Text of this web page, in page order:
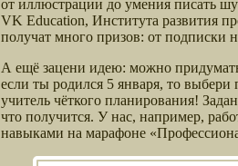
от иллюстрации до умения писать
VK Education, Института развития
получат много призов: от
А ещё зацени идею: можно
если ты родился 5 января, то
учитель чёткого планирования!
что получится. У нас, например,
навыками на марафоне